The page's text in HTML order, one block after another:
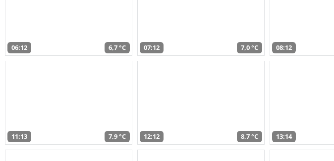
06:12 6,7 °C 07:12 7,0 °C 08:12
11:13 7,9 °C 12:12 8,7 °C 13:14